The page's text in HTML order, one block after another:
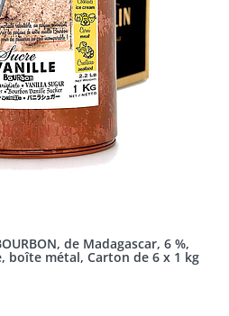
de Madagascar, 6 %,
métal, Carton de 6 x 1 kg